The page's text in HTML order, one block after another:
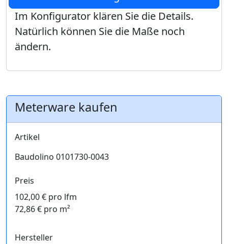
Im Konfigurator klären Sie die Details.
Natürlich können Sie die Maße noch
ändern.
Meterware kaufen
Artikel
Baudolino 0101730-0043
Preis
102,00 € pro lfm
72,86 € pro m²
Hersteller